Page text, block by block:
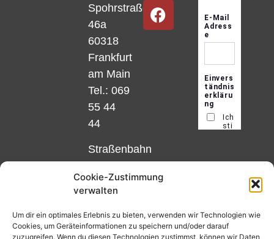
Cookie-Zustimmung
verwalten
Um dir ein optimales Erlebnis zu bieten, verwenden wir Technologien wie
Cookies, um Geräteinformationen zu speichern und/oder darauf
zuzugreifen. Wenn du diesen Technologien zustimmst, können wir Daten
Spohrstraße
46a
60318
Frankfurt
am Main
Tel.: 069
55 44
44
Straßenbahn
Linie 18
und 12,
Haltestelle
Matthias-
Beltz-